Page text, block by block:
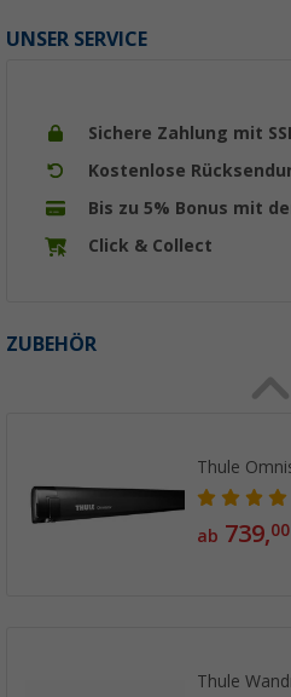
UNSER SERVICE
Sichere Zahlung mit
Kostenlose
Bis zu 5% Bonus mit
Click & Collect
ZUBEHÖR
Thule
ab 739,00
Thule